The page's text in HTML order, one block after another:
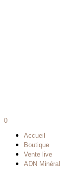
0
Accueil
Boutique
Vente live
ADN Minéral